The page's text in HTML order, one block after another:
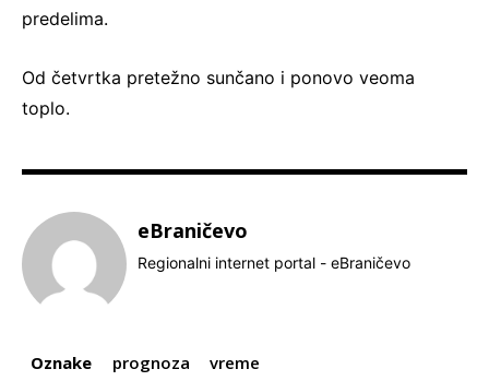
predelima.
Od četvrtka pretežno sunčano i ponovo veoma
toplo.
eBraničevo
Regionalni internet portal - eBraničevo
Oznake prognoza vreme